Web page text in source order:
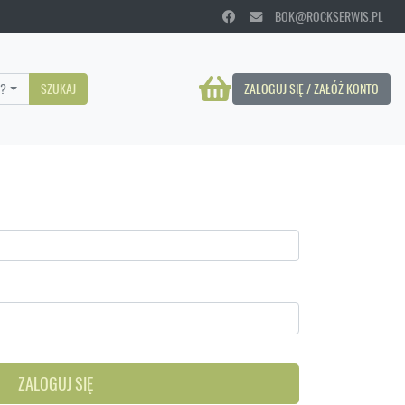
BOK@ROCKSERWIS.PL
ZALOGUJ SIĘ / ZAŁÓŻ KONTO
SZUKAJ
ZALOGUJ SIĘ